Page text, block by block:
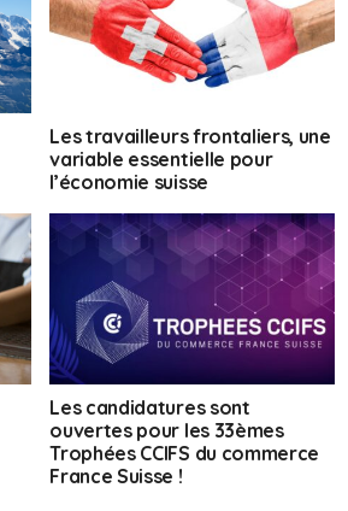
Les travailleurs frontaliers, une
variable essentielle pour
l’économie suisse
Les candidatures sont
ouvertes pour les 33èmes
Trophées CCIFS du commerce
France Suisse !